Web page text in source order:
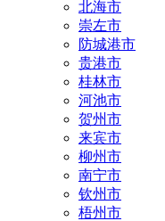
北海市
崇左市
防城港市
贵港市
桂林市
河池市
贺州市
来宾市
柳州市
南宁市
钦州市
梧州市